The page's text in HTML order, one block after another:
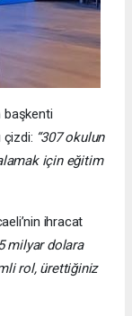
başkenti
çizdi: “307 okulun
için eğitim
ihracat
milyar dolara
rol, ürettiğiniz